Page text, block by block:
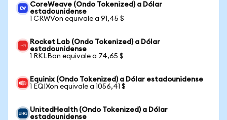
CoreWeave (Ondo Tokenized) a Dólar
estadounidense
1 CRWVon equivale a 91,45 $
Rocket Lab (Ondo Tokenized) a Dólar
estadounidense
1 RKLBon equivale a 74,65 $
Equinix (Ondo Tokenized) a Dólar estadounidense
1 EQIXon equivale a 1056,41 $
UnitedHealth (Ondo Tokenized) a Dólar
estadounidense